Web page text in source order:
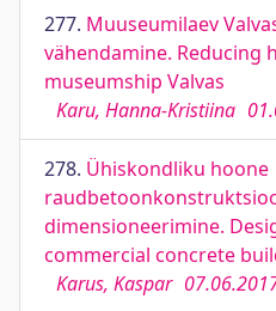
277. Muuseumilaev
vähendamine. Reducing
museumship Valvas
Karu, Hanna-Kristiina
278. Ühiskondliku hoone
dimensioneerimine.
commercial concrete
Karus, Kaspar